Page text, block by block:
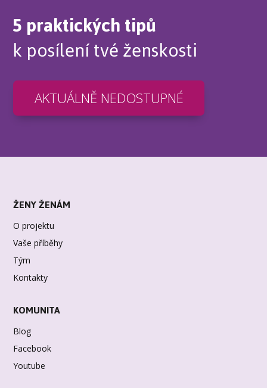
5 praktických tipů
k posílení tvé ženskosti
AKTUÁLNĚ NEDOSTUPNÉ
ŽENY ŽENÁM
O projektu
Vaše příběhy
Tým
Kontakty
KOMUNITA
Blog
Facebook
Youtube